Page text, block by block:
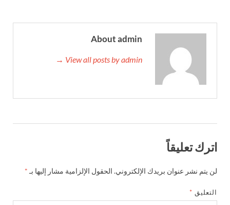
About admin
View all posts by admin →
اترك تعليقاً
لن يتم نشر عنوان بريدك الإلكتروني. الحقول الإلزامية مشار إليها بـ *
التعليق *